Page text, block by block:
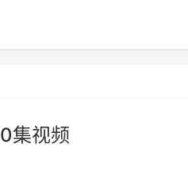
集视频